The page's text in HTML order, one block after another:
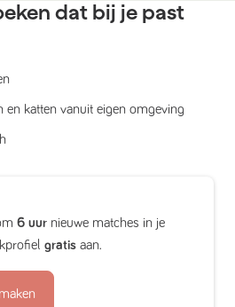
dat bij je past
en katten vanuit eigen omgeving
6 uur nieuwe matches in je
gratis aan.